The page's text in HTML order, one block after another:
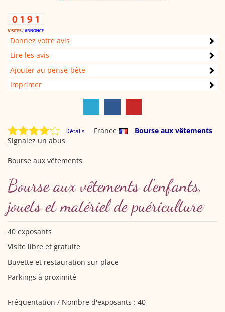
Donnez votre avis
Lire les avis
Ajouter au pense-bête
Imprimer
Détails France
Bourse aux vêtements
Signalez un abus
Bourse aux vêtements
Bourse aux vêtements d'enfants,
jouets et matériel de puériculture
40 exposants
Visite libre et gratuite
Buvette et restauration sur place
Parkings à proximité
Fréquentation / Nombre d'exposants : 40